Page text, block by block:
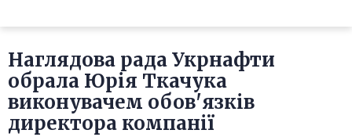
Наглядова рада Укрнафти
обрала Юрія Ткачука
виконувачем обов'язків
директора компанії